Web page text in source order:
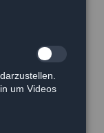
11 23 84
um Videos